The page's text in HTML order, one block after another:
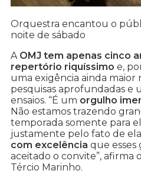
Orquestra encantou o
noite de sábado
AOMJ tem apenas cinco
repertório riquíssimo e,
uma exigência ainda maior
pesquisas aprofundadas e
ensaios. “É um orgulho
Não estamos trazendo
temporada somente para
justamente pelo fato de
com excelência que esses
aceitado o convite”, afirma
Tércio Marinho.